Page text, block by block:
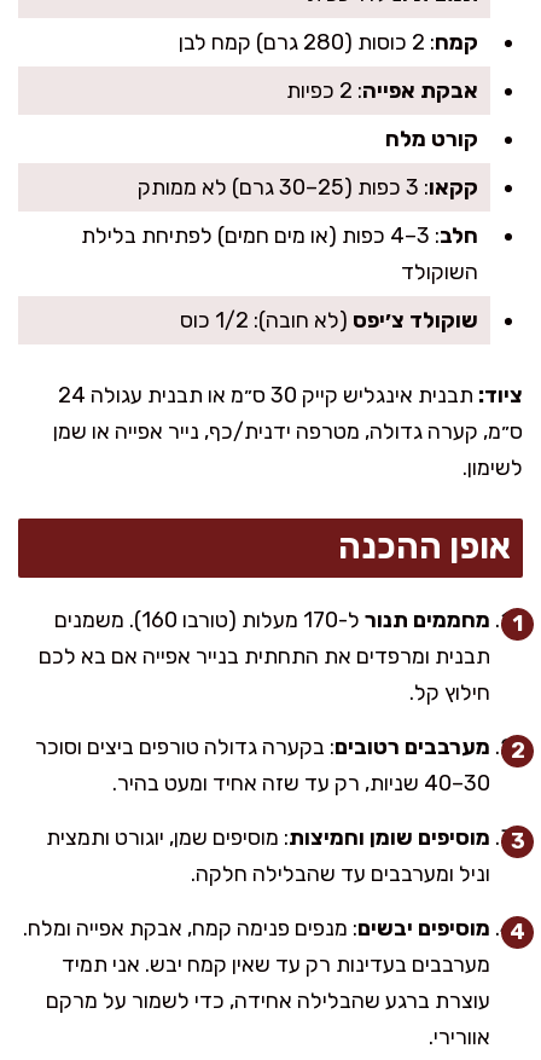
קמח: 2 כוסות (280 גרם) קמח לבן
אבקת אפייה: 2 כפיות
קורט מלח
קקאו: 3 כפות (25–30 גרם) לא ממותק
חלב
: 3–4 כפות (או מים חמים) לפתיחת בלילת
השוקולד
שוקולד צ׳יפס (לא חובה): 1/2 כוס
ציוד:
תבנית אינגליש קייק 30 ס״מ או תבנית עגולה 24
ס״מ, קערה גדולה, מטרפה ידנית/כף, נייר אפייה או שמן
לשימון.
אופן ההכנה
מחממים תנור
ל-170 מעלות (טורבו 160). משמנים
תבנית ומרפדים את התחתית בנייר אפייה אם בא לכם
חילוץ קל.
מערבבים רטובים: בקערה גדולה טורפים ביצים וסוכר
30–40 שניות, רק עד שזה אחיד ומעט בהיר.
מוסיפים שומן וחמיצות: מוסיפים שמן, יוגורט ותמצית
וניל ומערבבים עד שהבלילה חלקה.
מוסיפים יבשים: מנפים פנימה קמח, אבקת אפייה ומלח.
מערבבים בעדינות רק עד שאין קמח יבש. אני תמיד
עוצרת ברגע שהבלילה אחידה, כדי לשמור על מרקם
אוורירי.